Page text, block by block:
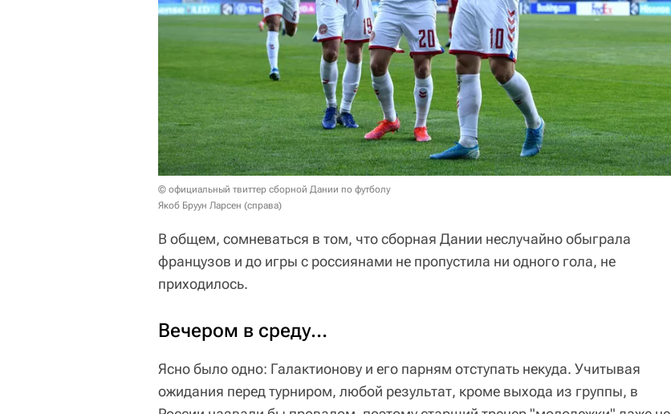
© официальный твиттер сборной Дании по футболу
Якоб Бруун Ларсен (справа)
В общем, сомневаться в том, что сборная Дании неслучайно обыграла
французов и до игры с россиянами не пропустила ни одного гола, не
приходилось.
Вечером в среду…
Ясно было одно: Галактионову и его парням отступать некуда. Учитывая
ожидания перед турниром, любой результат, кроме выхода из группы, в